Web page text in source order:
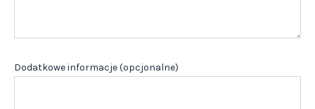
Dodatkowe informacje (opcjonalne)